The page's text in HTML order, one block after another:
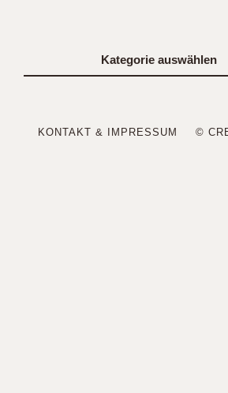
Kategorie auswählen
KONTAKT & IMPRESSUM ©